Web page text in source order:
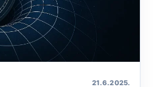
21. 6. 2025.